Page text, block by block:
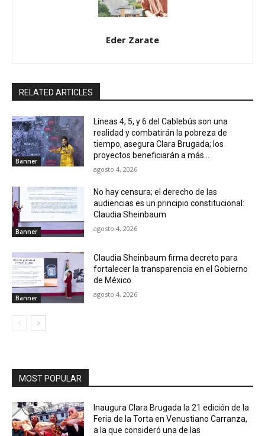
Eder Zarate
RELATED ARTICLES
Banner
Líneas 4, 5, y 6 del Cablebús son una
realidad y combatirán la pobreza de
tiempo, asegura Clara Brugada; los
proyectos beneficiarán a más...
agosto 4, 2026
Banner
No hay censura; el derecho de las
audiencias es un principio constitucional:
Claudia Sheinbaum
agosto 4, 2026
Banner
Claudia Sheinbaum firma decreto para
fortalecer la transparencia en el Gobierno
de México
agosto 4, 2026
MOST POPULAR
Inaugura Clara Brugada la 21 edición de la
Feria de la Torta en Venustiano Carranza,
a la que consideró una de las